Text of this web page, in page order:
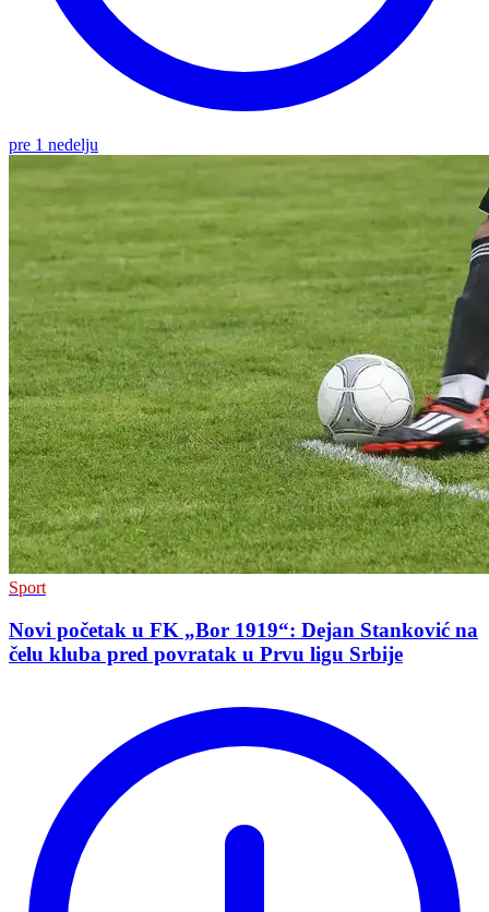
pre 1 nedelju
Sport
Novi početak u FK „Bor 1919“: Dejan Stanković na
čelu kluba pred povratak u Prvu ligu Srbije